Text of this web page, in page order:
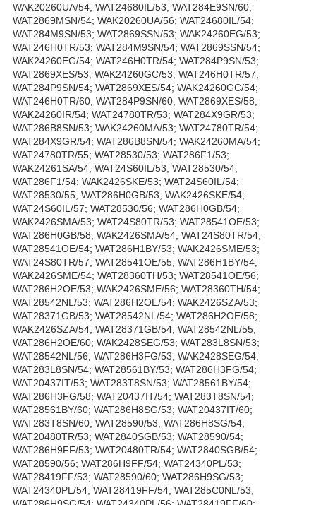
WAK20260UA/54; WAT24680IL/53; WAT284E9SN/60;
WAT2869MSN/54; WAK20260UA/56; WAT24680IL/54;
WAT284M9SN/53; WAT2869SSN/53; WAK24260EG/53;
WAT246H0TR/53; WAT284M9SN/54; WAT2869SSN/54;
WAK24260EG/54; WAT246H0TR/54; WAT284P9SN/53;
WAT2869XES/53; WAK24260GC/53; WAT246H0TR/57;
WAT284P9SN/54; WAT2869XES/54; WAK24260GC/54;
WAT246H0TR/60; WAT284P9SN/60; WAT2869XES/58;
WAK24260IR/54; WAT24780TR/53; WAT284X9GR/53;
WAT286B8SN/53; WAK24260MA/53; WAT24780TR/54;
WAT284X9GR/54; WAT286B8SN/54; WAK24260MA/54;
WAT24780TR/55; WAT28530/53; WAT286F1/53;
WAK24261SA/54; WAT24S60IL/53; WAT28530/54;
WAT286F1/54; WAK2426SKE/53; WAT24S60IL/54;
WAT28530/55; WAT286H0GB/53; WAK2426SKE/54;
WAT24S60IL/57; WAT28530/56; WAT286H0GB/54;
WAK2426SMA/53; WAT24S80TR/53; WAT28541OE/53;
WAT286H0GB/58; WAK2426SMA/54; WAT24S80TR/54;
WAT28541OE/54; WAT286H1BY/53; WAK2426SME/53;
WAT24S80TR/57; WAT28541OE/55; WAT286H1BY/54;
WAK2426SME/54; WAT28360TH/53; WAT28541OE/56;
WAT286H2OE/53; WAK2426SME/56; WAT28360TH/54;
WAT28542NL/53; WAT286H2OE/54; WAK2426SZA/53;
WAT28371GB/53; WAT28542NL/54; WAT286H2OE/58;
WAK2426SZA/54; WAT28371GB/54; WAT28542NL/55;
WAT286H2OE/60; WAK2428SEG/53; WAT283L8SN/53;
WAT28542NL/56; WAT286H3FG/53; WAK2428SEG/54;
WAT283L8SN/54; WAT28561BY/53; WAT286H3FG/54;
WAT20437IT/53; WAT283T8SN/53; WAT28561BY/54;
WAT286H3FG/58; WAT20437IT/54; WAT283T8SN/54;
WAT28561BY/60; WAT286H8SG/53; WAT20437IT/60;
WAT283T8SN/60; WAT28590/53; WAT286H8SG/54;
WAT20480TR/53; WAT2840SGB/53; WAT28590/54;
WAT286H9FF/53; WAT20480TR/54; WAT2840SGB/54;
WAT28590/56; WAT286H9FF/54; WAT24340PL/53;
WAT28419FF/53; WAT28590/60; WAT286H9SG/53;
WAT24340PL/54; WAT28419FF/54; WAT285C0NL/53;